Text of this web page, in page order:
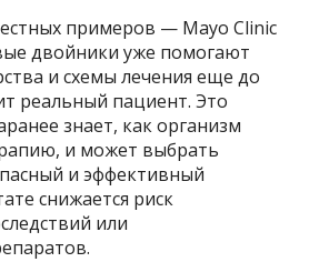
примеров — Mayo Clinic
двойники уже помогают
и схемы лечения еще до
реальный пациент. Это
знает, как организм
и может выбрать
и эффективный
снижается риск
или